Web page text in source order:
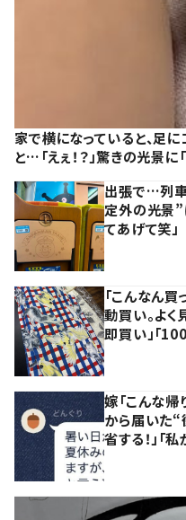
家で横になっていると、足
と…「えぇ！？」驚きの光景に
出張で…列
定外の光景”
てあげて笑」
「こんなん
動買い。よ
即買い」「
嫁「こんな帰
から届いた
省する！」「